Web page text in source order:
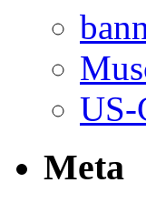
US-
Meta